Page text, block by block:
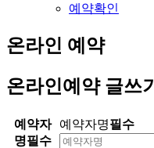
예약확인
온라인 예약
온라인예약 글쓰기
예약자
명필수
예약자명필수